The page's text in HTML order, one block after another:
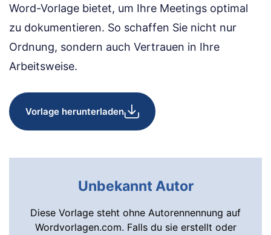
Word-Vorlage bietet, um Ihre Meetings optimal
zu dokumentieren. So schaffen Sie nicht nur
Ordnung, sondern auch Vertrauen in Ihre
Arbeitsweise.
Vorlage herunterladen
Unbekannt Autor
Diese Vorlage steht ohne Autorennennung auf
Wordvorlagen.com. Falls du sie erstellt oder